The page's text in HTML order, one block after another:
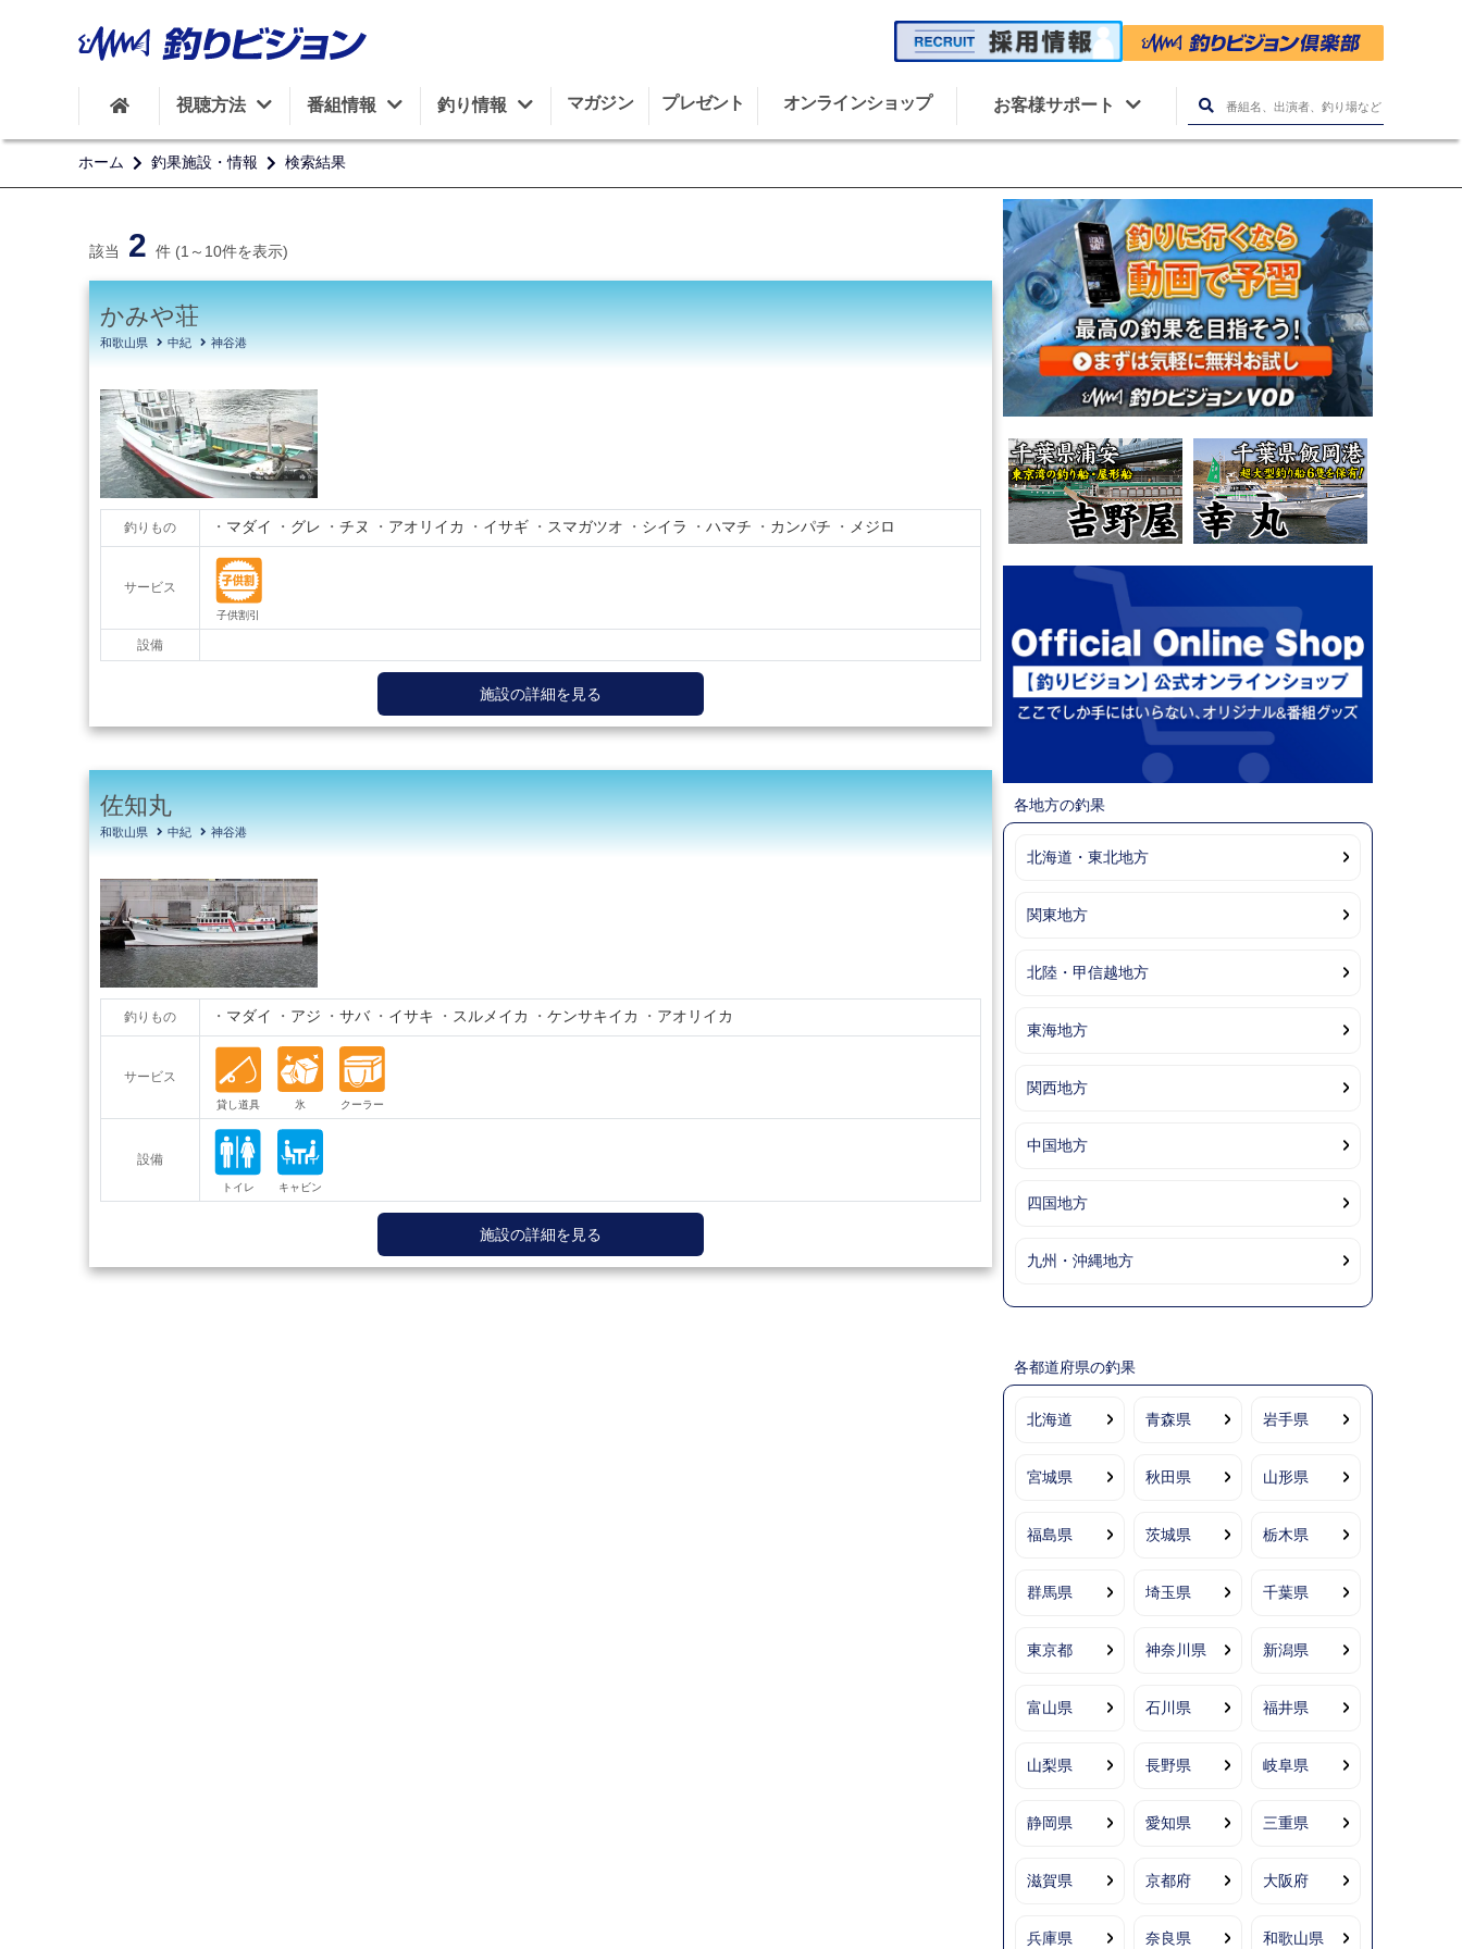
視聴方法 番組情報 釣り情報 マガジン プレゼント オンラインショップ お客様サポート
ホーム 釣果施設・情報 検索結果
該当 2 件 (1～10件を表示)
かみや荘
和歌山県 中紀 神谷港
釣りもの マダイ グレ チヌ アオリイカ イサギ スマガツオ シイラ ハマチ カンパチ メジロ
サービス
設備
施設の詳細を見る
佐知丸
和歌山県 中紀 神谷港
釣りもの マダイ アジ サバ イサキ スルメイカ ケンサキイカ アオリイカ
サービス
設備
施設の詳細を見る
各地方の釣果
北海道・東北地方
関東地方
北陸・甲信越地方
東海地方
関西地方
中国地方
四国地方
九州・沖縄地方
各都道府県の釣果
北海道 青森県 岩手県
宮城県 秋田県 山形県
福島県 茨城県 栃木県
群馬県 埼玉県 千葉県
東京都 神奈川県 新潟県
富山県 石川県 福井県
山梨県 長野県 岐阜県
静岡県 愛知県 三重県
滋賀県 京都府 大阪府
兵庫県 奈良県 和歌山県